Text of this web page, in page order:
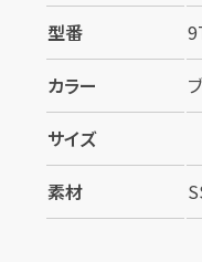
型番
カラー
サイズ
素材